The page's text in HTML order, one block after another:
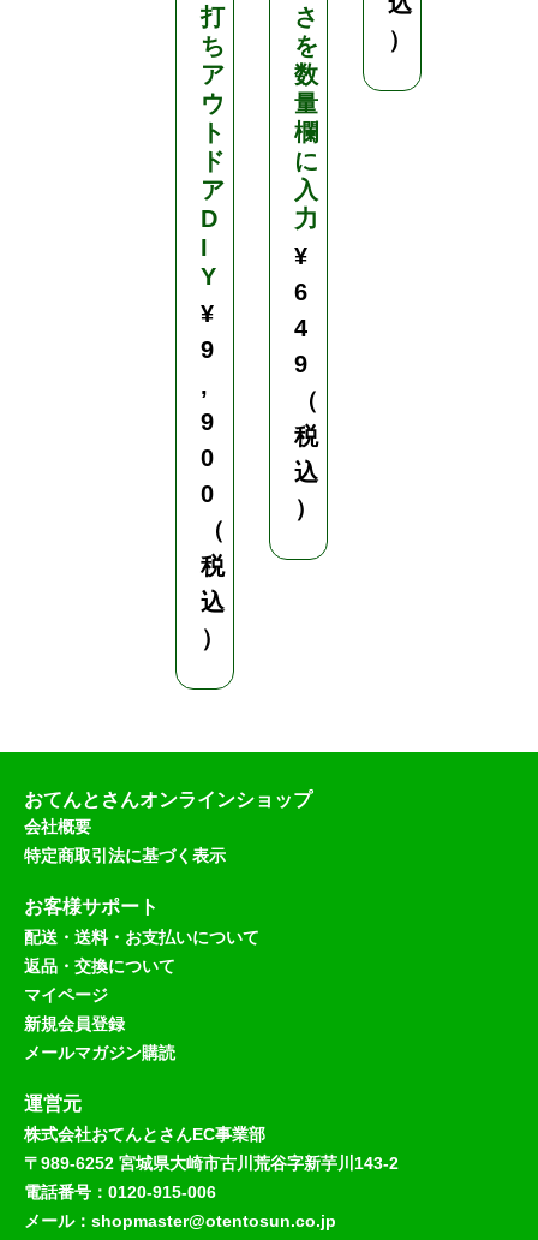
打
ち
ア
ウ
ト
ド
ア
D
I
Y
¥
9
,
9
0
0
（
税
込
）
さ
を
数
量
欄
に
入
力
¥
6
4
9
（
税
込
）
）
おてんとさんオンラインショップ
会社概要
特定商取引法に基づく表示
お客様サポート
配送・送料・お支払いについて
返品・交換について
マイページ
新規会員登録
メールマガジン購読
運営元
株式会社おてんとさんEC事業部
〒989-6252 宮城県大崎市古川荒谷字新芋川143-2
電話番号：0120-915-006
メール：shopmaster@otentosun.co.jp